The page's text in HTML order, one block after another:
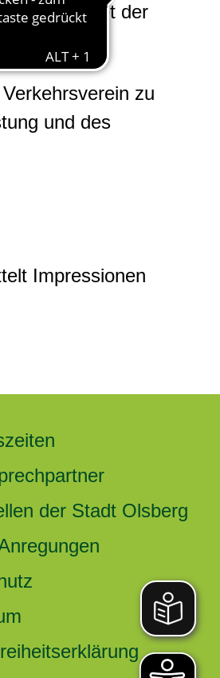
sein" lautet der
zu
und des
Impressionen
der Stadt Olsberg